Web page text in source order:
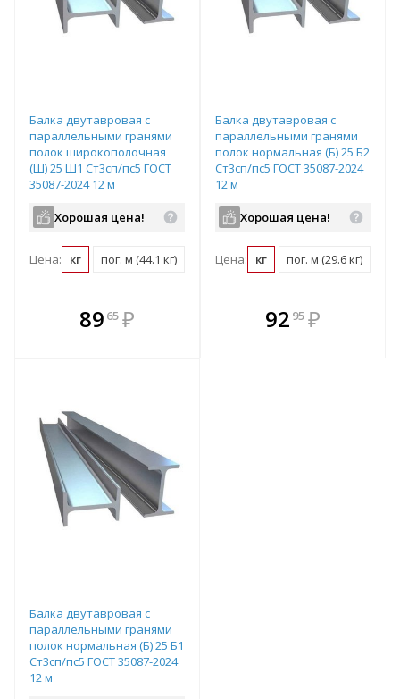
Балка двутавровая с
параллельными гранями
полок широкополочная
(Ш) 25 Ш1 Ст3сп/пс5 ГОСТ
35087-2024 12 м
Хорошая цена!
Цена: кг пог. м (44.1 кг) шт (529.2 кг)
89 65 ₽
В комплекте
всегда выгоднее!
Балка двутавровая с
параллельными гранями
полок нормальная (Б) 25 Б2
Ст3сп/пс5 ГОСТ 35087-2024
12 м
Хорошая цена!
Цена: кг пог. м (29.6 кг)
В комплекте
всегда выгоднее!
92 95 ₽
Балка двутавровая с
параллельными гранями
полок нормальная (Б) 25 Б1
Ст3сп/пс5 ГОСТ 35087-2024
12 м